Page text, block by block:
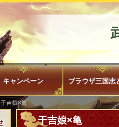
キャンペーン ブラウザ三国志
于吉娘×亀
于吉娘×亀